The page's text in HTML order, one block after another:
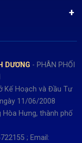
DƯƠNG - PHÂN PHỐI
Kế Hoạch và Đầu Tư
11/06/2008
Hưng, thành phố
; Email: